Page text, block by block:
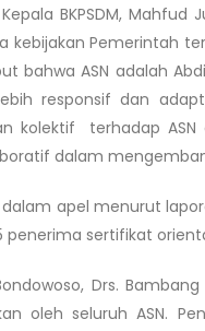
BKPSDM,
kebijakan Pemerintah
bahwa ASN adalah
responsif dan
kolektif terhadap ASN
dalam
dalam apel menurut
penerima sertifikat
Drs.
oleh seluruh ASN.